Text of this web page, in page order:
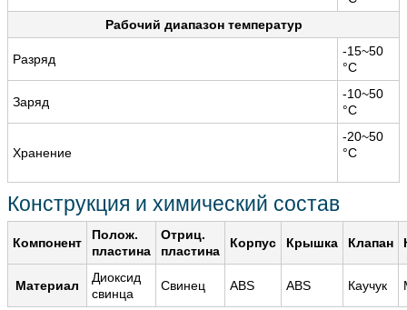
Рабочий диапазон температур
Разряд
-15~50
°С
Заряд
-10~50
°С
Хранение
-20~50
°С
Конструкция и химический состав
Компонент
Полож.
пластина
Отриц.
пластина
Корпус Крышка Клапан
Материал
Диоксид
свинца
Свинец ABS ABS Каучук